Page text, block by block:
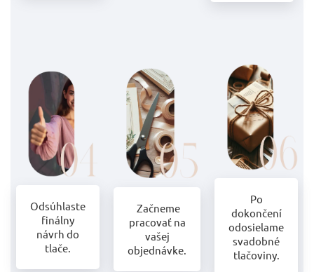
Odsúhlaste
finálny
návrh do
tlače.
Začneme
pracovať na
vašej
objednávke.
Po
dokončení
odosielame
svadobné
tlačoviny.